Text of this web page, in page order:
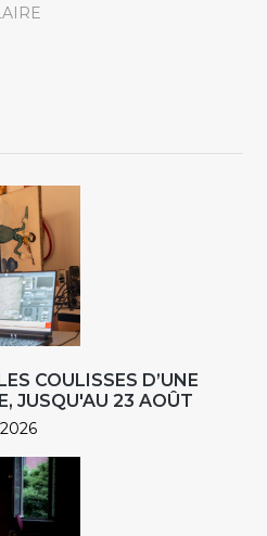
COULISSES D’UNE
JUSQU'AU 23 AOÛT